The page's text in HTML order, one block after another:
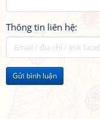
Thông tin liên hệ:
Gửi bình luận